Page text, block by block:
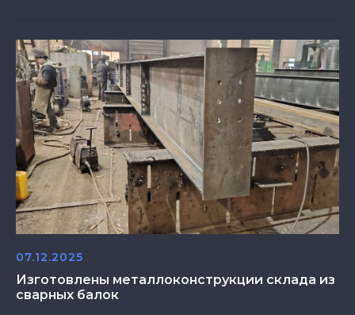
07.12.2025
Изготовлены металлоконструкции склада из
сварных балок